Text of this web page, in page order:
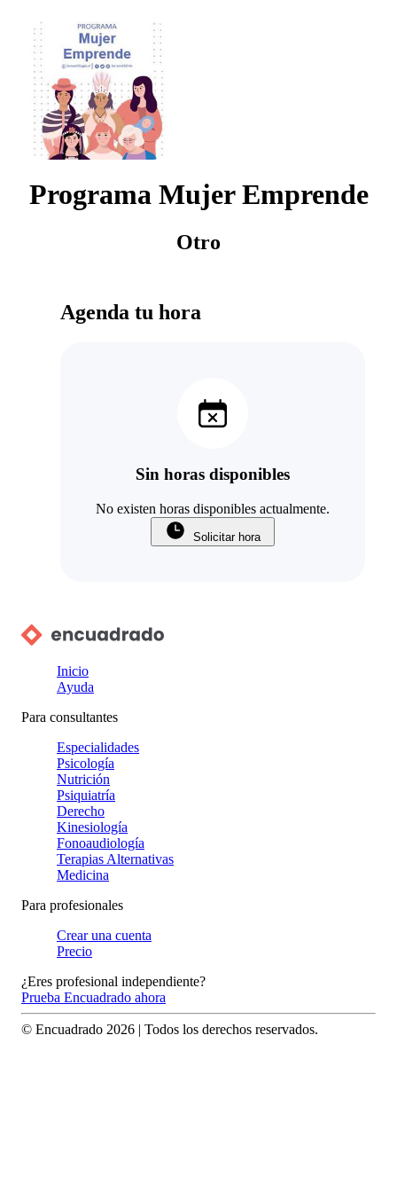
Programa Mujer Emprende
Otro
Agenda tu hora
Sin horas disponibles
No existen horas disponibles actualmente.
Solicitar hora
Inicio
Ayuda
Para consultantes
Especialidades
Psicología
Nutrición
Psiquiatría
Derecho
Kinesiología
Fonoaudiología
Terapias Alternativas
Medicina
Para profesionales
Crear una cuenta
Precio
¿Eres profesional independiente?
Prueba Encuadrado ahora
© Encuadrado 2026 | Todos los derechos reservados.